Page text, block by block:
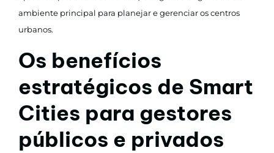
ambiente principal para planejar e gerenciar os centros
urbanos.
Os benefícios
estratégicos de Smart
Cities para gestores
públicos e privados